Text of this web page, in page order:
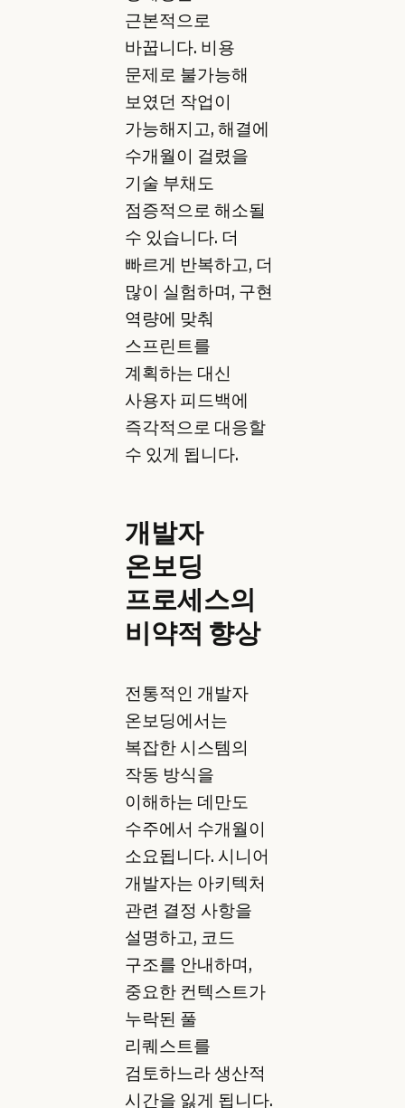
근본적으로
바꿉니다. 비용
문제로 불가능해
보였던 작업이
가능해지고, 해결에
수개월이 걸렸을
기술 부채도
점증적으로 해소될
수 있습니다. 더
빠르게 반복하고, 더
많이 실험하며, 구현
역량에 맞춰
스프린트를
계획하는 대신
사용자 피드백에
즉각적으로 대응할
수 있게 됩니다.
개발자
온보딩
프로세스의
비약적 향상
전통적인 개발자
온보딩에서는
복잡한 시스템의
작동 방식을
이해하는 데만도
수주에서 수개월이
소요됩니다. 시니어
개발자는 아키텍처
관련 결정 사항을
설명하고, 코드
구조를 안내하며,
중요한 컨텍스트가
누락된 풀
리퀘스트를
검토하느라 생산적
시간을 잃게 됩니다.